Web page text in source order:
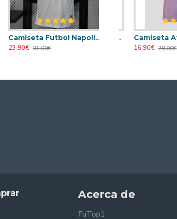
Camiseta Futbol Napoli Away 2025/26 Versión Jugador
23.90€
31.00€
23.90€ 31.00€
16.90€ 28.00€
Acerca de
FuTop1